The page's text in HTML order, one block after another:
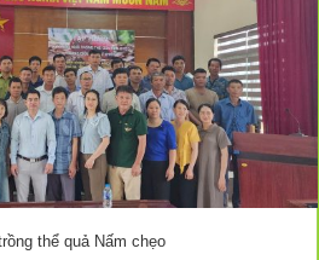
thể quả Nấm chẹo